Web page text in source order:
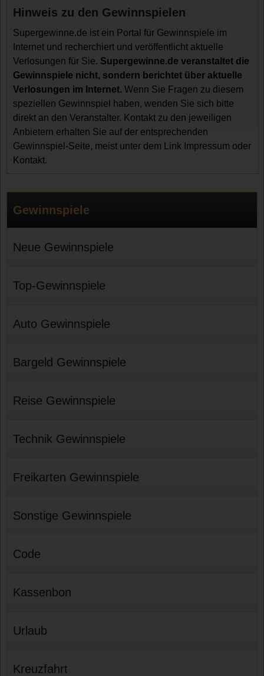
Hinweis zu den Gewinnspielen
Supergewinne.de ist ein Portal für Gewinnspiele im
Internet und recherchiert und veröffentlicht aktuelle
Verlosungen für Sie. Supergewinne.de veranstaltet die
Gewinnspiele nicht, sondern berichtet über aktuelle
Verlosungen im Internet. Wenn Sie Fragen zu diesem
speziellen Gewinnspiel haben, wenden Sie sich bitte
direkt an den Veranstalter. Kontakt zu den jeweiligen
Anbietern erhalten Sie auf der entsprechenden
Gewinnspiel-Seite, meist unter dem Link Impressum oder
Kontakt.
Gewinnspiele
Neue Gewinnspiele
Top-Gewinnspiele
Auto Gewinnspiele
Bargeld Gewinnspiele
Reise Gewinnspiele
Technik Gewinnspiele
Freikarten Gewinnspiele
Sonstige Gewinnspiele
Code
Kassenbon
Urlaub
Kreuzfahrt